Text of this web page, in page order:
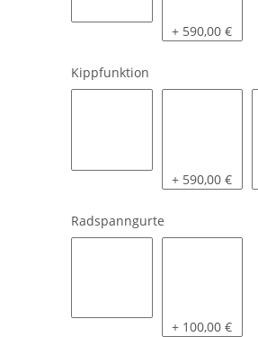
siehe Beschreibung
geschlossen
+ 590,00 €
Kippfunktion
siehe Beschreibung
+ 590,00 €
Radspanngurte
mit 4 stk.
+ 100,00 €